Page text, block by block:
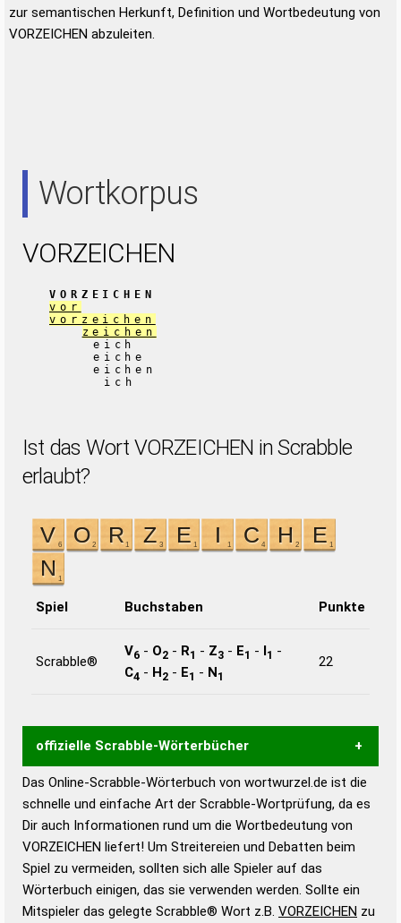
zur semantischen Herkunft, Definition und Wortbedeutung von
VORZEICHEN abzuleiten.
Wortkorpus
VORZEICHEN
VORZEICHEN
vor
vorzeichen
zeichen
eich
eiche
eichen
ich
Ist das Wort VORZEICHEN in Scrabble
erlaubt?
Spiel Buchstaben Punkte
Scrabble®
V6 - O2 - R1 - Z3 - E1 - I1 -
C4 - H2 - E1 - N1
22
offizielle Scrabble-Wörterbücher
Wortwurzel liefert mit Hilfe eines semantischen
Wortanalyse-Algorithmus gute Anhaltspunkte zu
Wortbedeutung, Worttrennung und Wortform, um die
Gültigkeit eines Wortes für das Scrabble-Spiel zu
bestimmen! zugelassene Turnier Scrabble-
Wörterbücher sind:
Das Online-Scrabble-Wörterbuch von wortwurzel.de ist die
schnelle und einfache Art der Scrabble-Wortprüfung, da es
Dir auch Informationen rund um die Wortbedeutung von
VORZEICHEN liefert! Um Streitereien und Debatten beim
Spiel zu vermeiden, sollten sich alle Spieler auf das
Wörterbuch einigen, das sie verwenden werden. Sollte ein
Mitspieler das gelegte Scrabble® Wort z.B. VORZEICHEN zu